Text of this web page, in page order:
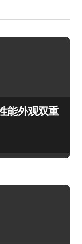
能外观双重